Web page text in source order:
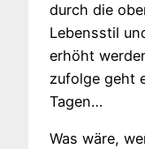
durch die
Lebensstil
erhöht
zufolge geht
Tagen…
Was wäre,